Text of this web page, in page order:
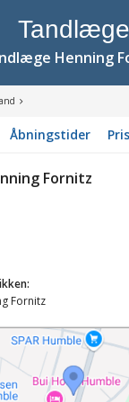
Tandlæge
Henning
Åbningstider
Fornitz
Fornitz